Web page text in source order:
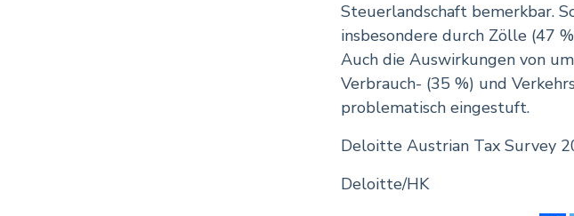
Steuerlandschaft bemerkbar.
insbesondere durch Zölle (47
Auch die Auswirkungen von
Verbrauch- (35 %) und
problematisch eingestuft.
Deloitte Austrian Tax Survey
Deloitte/HK